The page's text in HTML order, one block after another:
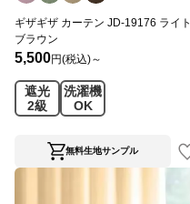
ギザギザ カーテン JD-19176 ライト
ブラウン
5,500円(税込)～
遮光
2級
洗濯機
OK
無料生地サンプル